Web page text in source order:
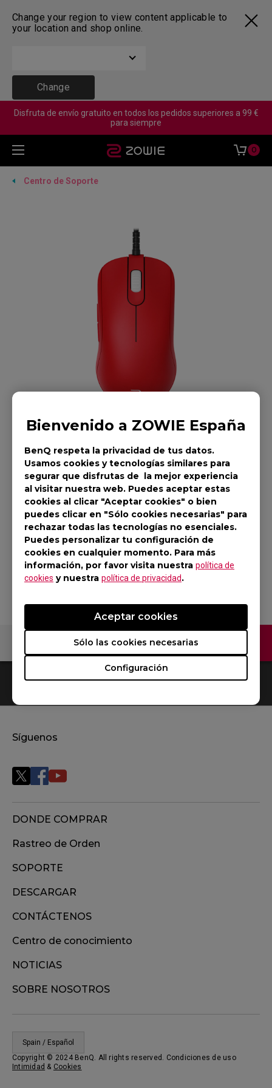
Change your region to view content applicable to
your location and shop online.
Change
Bienvenido a ZOWIE España
BenQ respeta la privacidad de tus datos.
Usamos cookies y tecnologías similares para
segurar que disfrutas de la mejor experiencia
al visitar nuestra web. Puedes aceptar estas
cookies al clicar "Aceptar cookies" o bien
puedes clicar en "Sólo cookies necesarias" para
rechazar todas las tecnologías no esenciales.
Puedes personalizar tu configuración de
cookies en cualquier momento. Para más
información, por favor visita nuestra política de
cookies y nuestra política de privacidad.
Configuración
Sólo las cookies necesarias
Aceptar cookies
Disfruta de envío gratuito en todos los pedidos superiores a 99 €
para siempre
0
Centro de Soporte
Ratón ZOWIE FK2-B
V2 Para Esports
Edición Rojo
Volver al producto
Contáctenos
0 Resultados Default
Síguenos
DONDE COMPRAR
Rastreo de Orden
SOPORTE
DESCARGAR
CONTÁCTENOS
Centro de conocimiento
NOTICIAS
SOBRE NOSOTROS
Spain / Español
Copyright © 2024 BenQ. All rights reserved. Condiciones de uso
Intimidad & Cookies